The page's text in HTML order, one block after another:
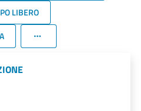
LIBERO